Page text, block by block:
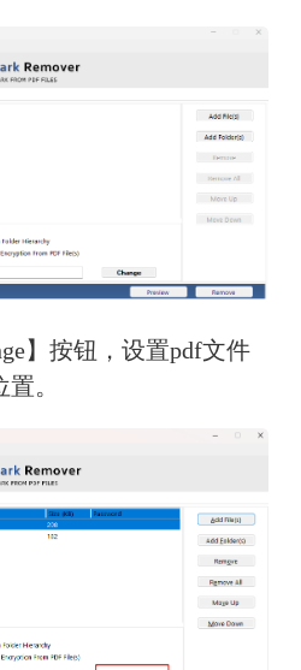
】按钮，设置pdf文件
。